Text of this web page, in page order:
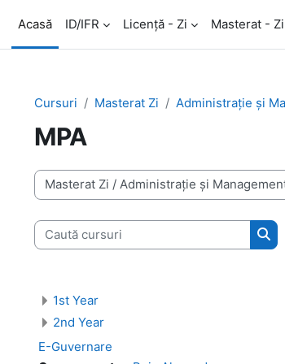
Acasă
ID/IFR Licență - Zi Masterat - Zi
Cursuri Masterat Zi Administraţie și
MPA
Categorii curs
Caută cursuri
1st Year
2nd Year
E-Guvernare